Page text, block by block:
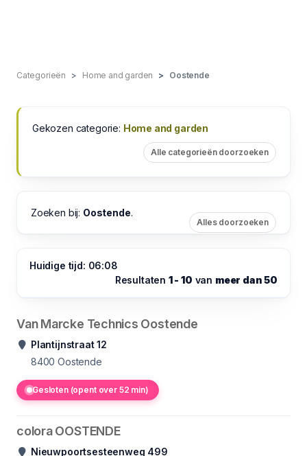
Categorieën Home and garden Oostende
Gekozen categorie: Home and garden
Alle categorieën doorzoeken
Zoeken bij: Oostende.
Alles doorzoeken
Huidige tijd: 06:08
Resultaten 1 - 10 van meer dan 50
Van Marcke Technics Oostende
Plantijnstraat 12
8400 Oostende
Gesloten (opent over 52 min)
colora OOSTENDE
Nieuwpoortsesteenweg 499